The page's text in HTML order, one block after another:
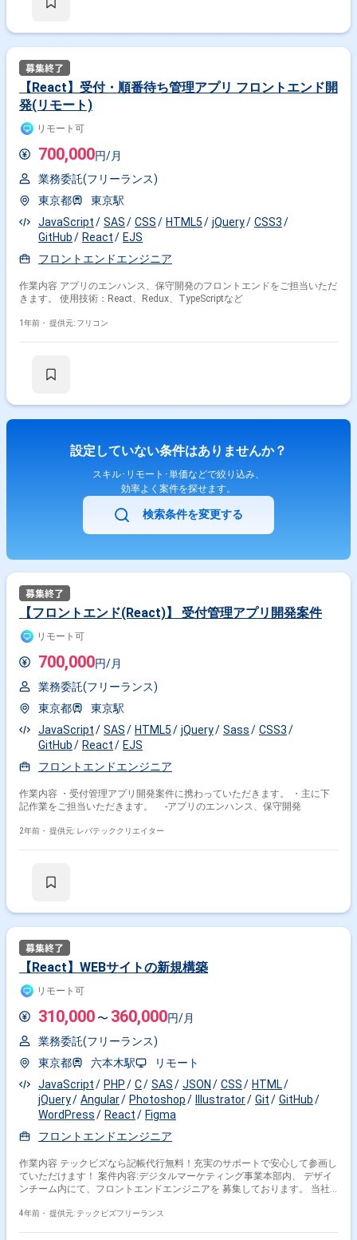
【React】受付・順番待ち管理アプリ フロントエンド開
発(リモート)
リモート可
700,000円/月
業務委託(フリーランス)
東京都
東京駅
JavaScript
SAS CSS HTML5 jQuery
CSS3
GitHub
React
EJS
フロントエンドエンジニア
作業内容 アプリのエンハンス、保守開発のフロントエンドをご担当いただ
きます。 使用技術：React、Redux、TypeScriptなど
1年前・ 提供元: フリコン
設定していない条件はありませんか？
スキル･リモート･単価などで絞り込み、
効率よく案件を探せます。
検索条件を変更する
【フロントエンド(React)】 受付管理アプリ開発案件
リモート可
700,000円/月
業務委託(フリーランス)
東京都
東京駅
JavaScript
SAS HTML5 jQuery Sass
CSS3
GitHub
React
EJS
フロントエンドエンジニア
作業内容 ・受付管理アプリ開発案件に携わっていただきます。 ・主に下
記作業をご担当いただきます。 -アプリのエンハンス、保守開発
2年前・ 提供元: レバテッククリエイター
【React】WEBサイトの新規構築
リモート可
310,000 〜 360,000円/月
業務委託(フリーランス)
東京都
六本木駅
リモート
JavaScript
PHP C SAS JSON CSS
HTML
jQuery
Angular Photoshop Illustrator Git
GitHub
WordPress
React
Figma
フロントエンドエンジニア
作業内容 テックビズなら記帳代行無料！充実のサポートで安心して参画し
ていただけます！ 案件内容:デジタルマーケティング事業本部内、 デザイ
ンチーム内にて、フロントエンドエンジニアを 募集しております。 当社
きます。 チーム内のフロントエンドの担当としてUI/UXに 関わる領域等、
4年前・ 提供元: テックビズフリーランス